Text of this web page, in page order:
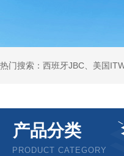
产品分类
PRODUCT CATEGORY